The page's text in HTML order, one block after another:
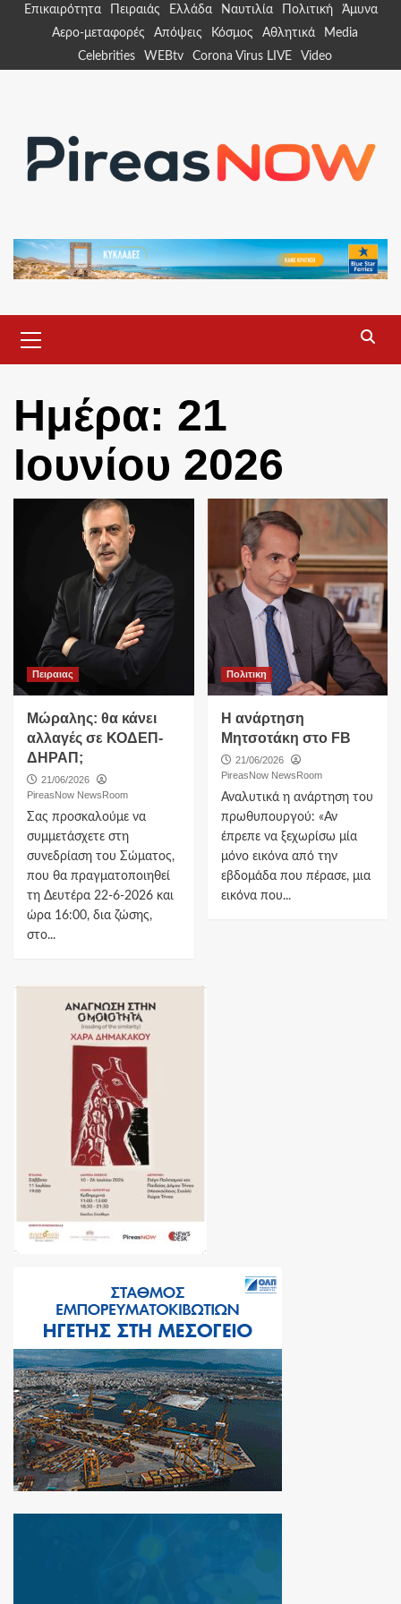
Επικαιρότητα Πειραιάς Ελλάδα Ναυτιλία Πολιτική
Άμυνα
Αερο-μεταφορές
Απόψεις Κόσμος Αθλητικά
Media
Celebrities
WEBtv Corona Virus LIVE Video
Menu
Ημέρα: 21
Ιουνίου 2026
Πειραιας
Μώραλης: θα κάνει
αλλαγές σε ΚΟΔΕΠ-
ΔΗΡΑΠ;
21/06/2026
PireasNow NewsRoom
Σας προσκαλούμε να
συμμετάσχετε στη
συνεδρίαση του Σώματος,
που θα πραγματοποιηθεί
τη Δευτέρα 22-6-2026 και
ώρα 16:00, δια ζώσης,
στο...
Πολιτικη
Η ανάρτηση
Μητσοτάκη στο FB
21/06/2026
PireasNow NewsRoom
Αναλυτικά η ανάρτηση του
πρωθυπουργού: «Αν
έπρεπε να ξεχωρίσω μία
μόνο εικόνα από την
εβδομάδα που πέρασε, μια
εικόνα που...